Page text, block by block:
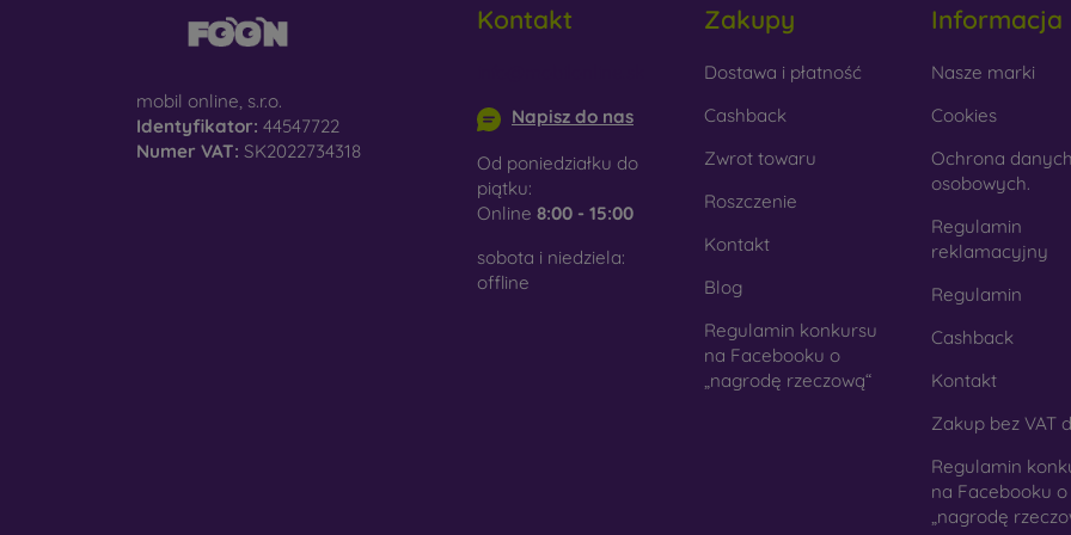
dotyku. Jest to precyzyjne wykonanie z dbałością o szczegóły.
- Dzięki połączeniu drewna i materiału TPU
na telefon. Do produkcji użyto wysokiej jakości naturalnego
- Szkło służy jedynie jako uzupełnienie pokrowców.
komórkowych. Wadą jest to, że po upadku szklana obudowa może
Materiał z recyklingu
- Kompostowalne pokrowce na
pochodzących z recyklingu, dzięki czemu mogą rozkładać się w
jest obecnie bardzo ważna.
W naszym sklepie internetowym FOON można znaleźć dziesiątki
wykonanych z różnych materiałów. Po prostu wybierz swój.
mobil online, s.r.o.
Identyfikator: 44547722
Numer VAT: SK2022734318
Kontakt
Napisz do nas
Od poniedziałku do
piątku:
Online 8:00 - 15:00
sobota i niedziela:
offline
Zakupy
Dostawa i płatność
Cashback
Zwrot towaru
Roszczenie
Kontakt
Blog
Regulamin konkursu
na Facebooku o
„nagrodę rzeczową“
Informacja
Nasze marki
Cookies
Ochrona danych
osobowych.
Regulamin
reklamacyjny
Regulamin
Cashback
Kontakt
Zakup bez VAT
Regulamin
na Facebooku o
„nagrodę